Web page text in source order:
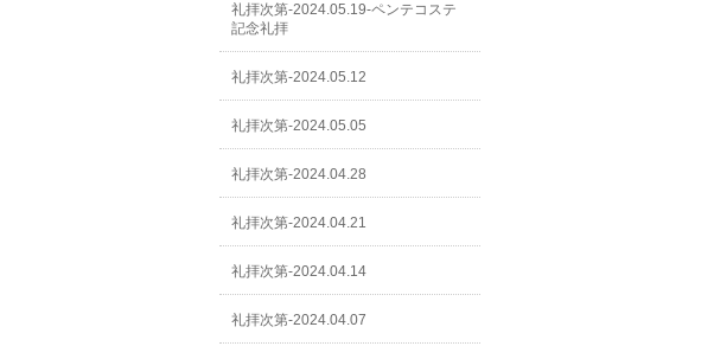
礼拝次第-2024.05.19-ペンテコステ
記念礼拝
礼拝次第-2024.05.12
礼拝次第-2024.05.05
礼拝次第-2024.04.28
礼拝次第-2024.04.21
礼拝次第-2024.04.14
礼拝次第-2024.04.07